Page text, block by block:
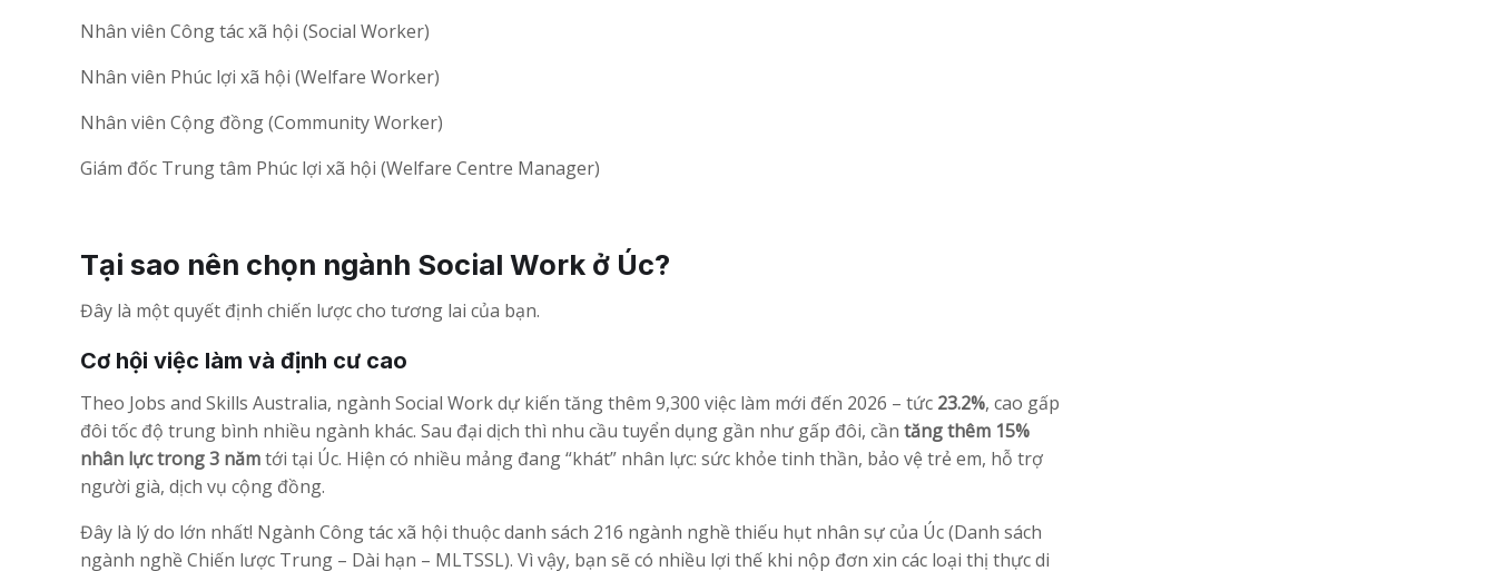
Nhân viên Công tác xã hội (Social Worker)
Nhân viên Phúc lợi xã hội (Welfare Worker)
Nhân viên Cộng đồng (Community Worker)
Giám đốc Trung tâm Phúc lợi xã hội (Welfare Centre Manager)
Tại sao nên chọn ngành Social Work ở Úc?
Đây là một quyết định chiến lược cho tương lai của bạn.
Cơ hội việc làm và định cư cao
Theo Jobs and Skills Australia, ngành Social Work dự kiến tăng thêm 9,300 việc làm mới đến 2026 – tức 23.2%, cao gấp
đôi tốc độ trung bình nhiều ngành khác. Sau đại dịch thì nhu cầu tuyển dụng gần như gấp đôi, cần tăng thêm 15%
nhân lực trong 3 nămtới tại Úc. Hiện có nhiều mảng đang “khát” nhân lực: sức khỏe tinh thần, bảo vệ trẻ em, hỗ trợ
người già, dịch vụ cộng đồng.
Đây là lý do lớn nhất! Ngành Công tác xã hội thuộc danh sách 216 ngành nghề thiếu hụt nhân sự của Úc (Danh sách
ngành nghề Chiến lược Trung – Dài hạn – MLTSSL). Vì vậy, bạn sẽ có nhiều lợi thế khi nộp đơn xin các loại thị thực di